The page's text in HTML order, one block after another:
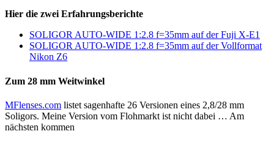
Hier die zwei Erfahrungsberichte
SOLIGOR AUTO-WIDE 1:2.8 f=35mm auf der Fuji X-E1
SOLIGOR AUTO-WIDE 1:2.8 f=35mm auf der Vollformat
Nikon Z6
Zum 28 mm Weitwinkel
MFlenses.com listet sagenhafte 26 Versionen eines 2,8/28 mm
Soligors. Meine Version vom Flohmarkt ist nicht dabei … Am
nächsten kommen